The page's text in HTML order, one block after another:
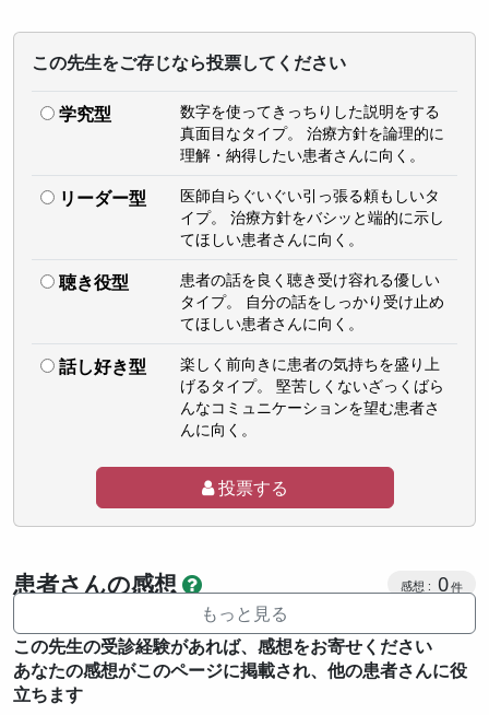
この先生をご存じなら投票してください
学究型
数字を使ってきっちりした説明をする
真面目なタイプ。 治療方針を論理的に
理解・納得したい患者さんに向く。
リーダー型
医師自らぐいぐい引っ張る頼もしいタ
イプ。 治療方針をバシッと端的に示し
てほしい患者さんに向く。
聴き役型
患者の話を良く聴き受け容れる優しい
タイプ。 自分の話をしっかり受け止め
てほしい患者さんに向く。
話し好き型
楽しく前向きに患者の気持ちを盛り上
げるタイプ。 堅苦しくないざっくばら
んなコミュニケーションを望む患者さ
んに向く。
投票する
患者さんの感想 0
もっと見る
この先生の受診経験があれば、感想をお寄せください
あなたの感想がこのページに掲載され、他の患者さんに役
立ちます